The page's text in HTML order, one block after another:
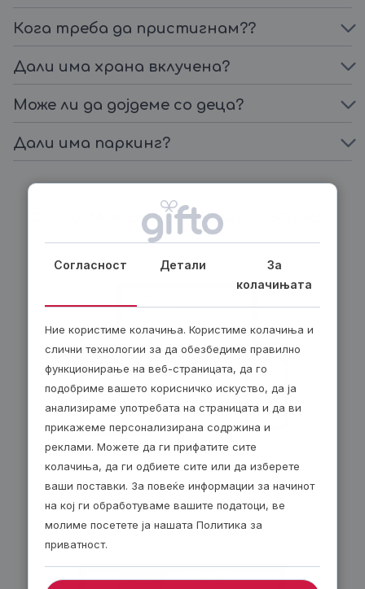
Кога треба да пристигнам??
Дали има храна вклучена?
Може ли да дојдеме со деца?
Дали има паркинг?
Биди модерен, подари ваучер
По е-пошта – 24/7!
Изберете електронски ваучер и ќе го добиете
веднаш по завршувањето на нарачката. Добијте
30 денари попуст за секој е-ваучер.
Согласност Детали
За
колачињата
Ние користиме колачиња. Користиме колачиња и
слични технологии за да обезбедиме правилно
функционирање на веб-страницата, да го
подобриме вашето корисничко искуство, да ја
анализираме употребата на страницата и да ви
прикажеме персонализирана содржина и
реклами. Можете да ги прифатите сите
колачиња, да ги одбиете сите или да изберете
ваши поставки. За повеќе информации за начинот
на кој ги обработуваме вашите податоци, ве
молиме посетете ја нашата Политика за
приватност.